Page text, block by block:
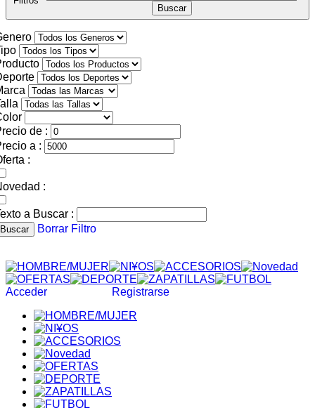
de :
a :
:
:
a Buscar :
Buscar Borrar Filtro
Acceder Registrarse